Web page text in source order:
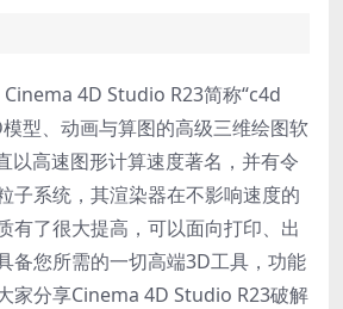
4D Studio R23简称“c4d
型、动画与算图的高级三维绘图软
以高速图形计算速度著名，并有令
子系统，其渲染器在不影响速度的
有了很大提高，可以面向打印、出
备您所需的一切高端3D工具，功能
家分享Cinema 4D Studio R23破解